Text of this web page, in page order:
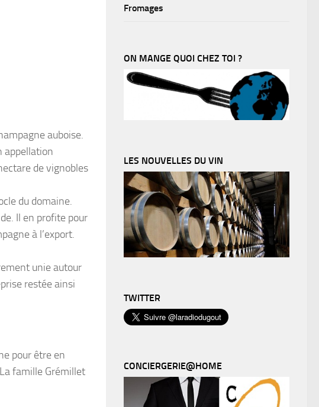
auboise.
appellation
de vignobles
du domaine.
Il en profite pour
à l’export.
unie autour
restée ainsi
pour être en
famille Grémillet
Fromages
ON MANGE QUOI CHEZ TOI ?
LES NOUVELLES DU VIN
TWITTER
CONCIERGERIE@HOME